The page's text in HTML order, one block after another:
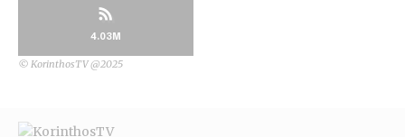
4.03M
© KorinthosTV @2025